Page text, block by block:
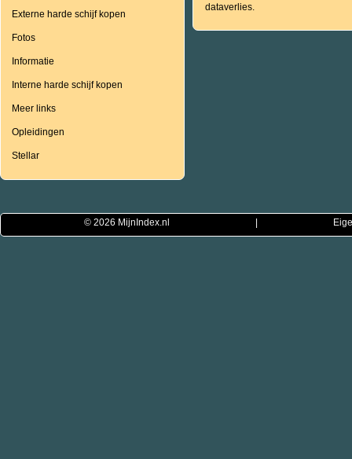
Externe harde schijf kopen
Fotos
Informatie
Interne harde schijf kopen
Meer links
Opleidingen
Stellar
dataverlies.
© 2026 MijnIndex.nl